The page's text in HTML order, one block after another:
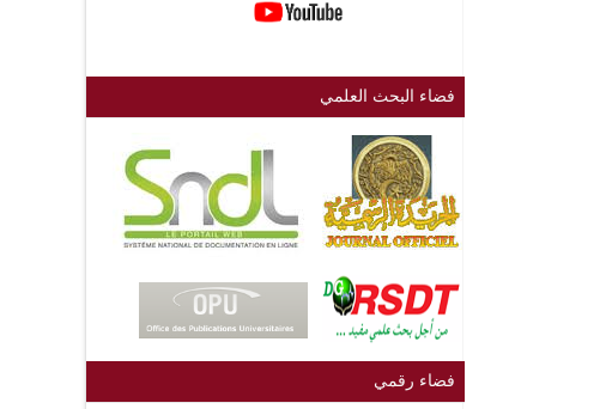
فضاء البحث العلمي
فضاء رقمي